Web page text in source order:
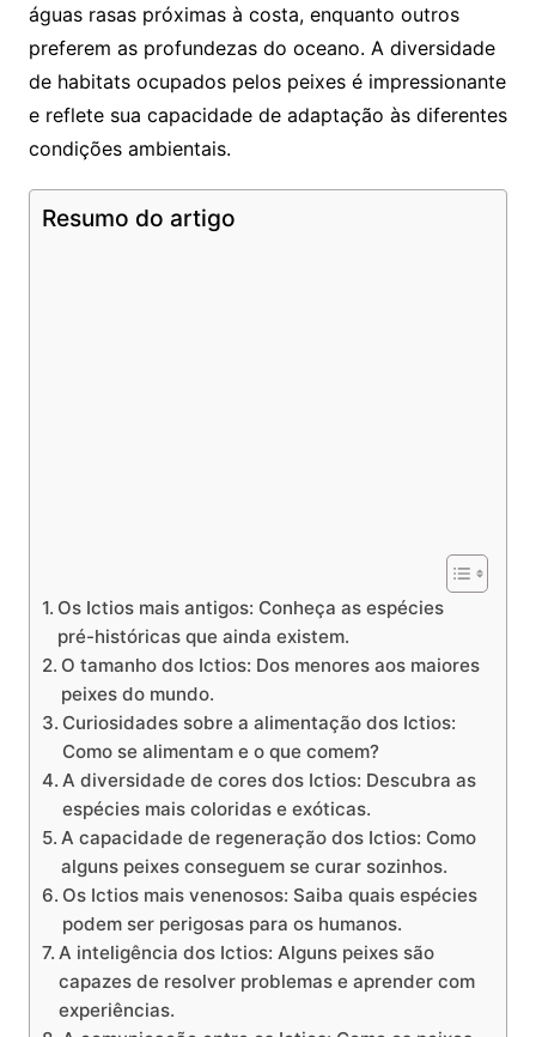
águas rasas próximas à costa, enquanto outros
preferem as profundezas do oceano. A diversidade
de habitats ocupados pelos peixes é impressionante
e reflete sua capacidade de adaptação às diferentes
condições ambientais.
Resumo do artigo
Os Ictios mais antigos: Conheça as espécies
pré-históricas que ainda existem.
O tamanho dos Ictios: Dos menores aos maiores
peixes do mundo.
Curiosidades sobre a alimentação dos Ictios:
Como se alimentam e o que comem?
A diversidade de cores dos Ictios: Descubra as
espécies mais coloridas e exóticas.
A capacidade de regeneração dos Ictios: Como
alguns peixes conseguem se curar sozinhos.
Os Ictios mais venenosos: Saiba quais espécies
podem ser perigosas para os humanos.
A inteligência dos Ictios: Alguns peixes são
capazes de resolver problemas e aprender com
experiências.